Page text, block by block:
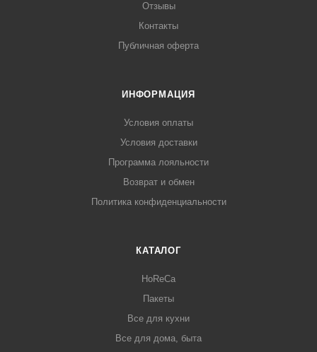
Отзывы
Контакты
Публичная оферта
ИНФОРМАЦИЯ
Условия оплаты
Условия доставки
Программа лояльности
Возврат и обмен
Политика конфиденциальности
КАТАЛОГ
HoReCa
Пакеты
Все для кухни
Все для дома, быта